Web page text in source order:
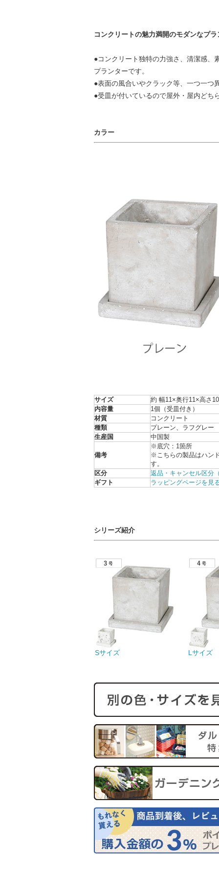
コンクリートの魅力満開のモダンなプラ
●コンクリート独特の力強さ、清潔感、
プランターです。
●表面の風合いやクラック等、一つ一つ
●受皿が付いているので屋外・屋内どち
カラー
サイズ
約 幅11×奥行11×高さ
内容量
1個（受皿付き）
材質
コンクリート
種類
プレーン、ラフグレー
生産国
中国製
備考
※底穴：1箇所
※こちらの製品はハン
す。
区分
返品・キャンセル区分
ギフト
ラッピングページを見
シリーズ紹介
Sサイズ Lサイズ